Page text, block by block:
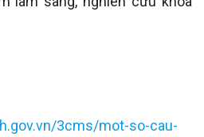
3cms/mot-so-cau-